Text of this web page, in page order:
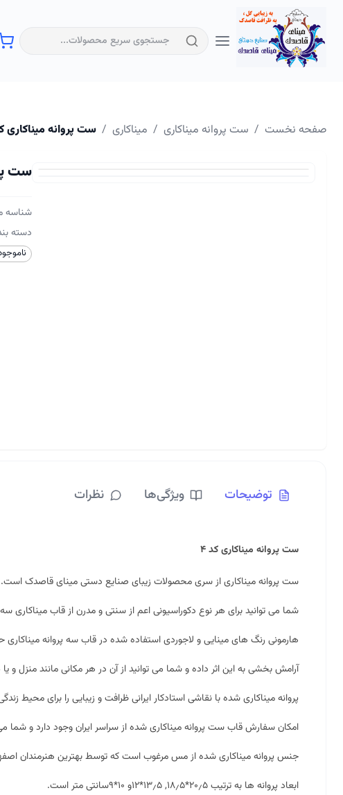
صفحه نخست / ست پروانه میناکاری / میناکاری / ست پروانه میناکاری
ست
دسته
توضیحات ویژگی‌ها نظرات
ست پروانه میناکاری کد ۴
ست پروانه میناکاری از سری محصولات زیبای صنایع دستیمینای قاصدکاست.
شما می توانید برای هر نوع دکوراسیونی اعم از سنتی و مدرن از قاب میناکاری سه
هارمونی رنگ های مینایی و لاجوردی استفاده شده در قاب سه پروانه
آرامش بخشی به این اثر داده و شما می توانید از آن در هر مکانی مانند منزل و یا
پروانه میناکاری شده با نقاشی استادکار ایرانی ظرافت و زیبایی را برای محیط
امکان سفارش قاب ست پروانهمیناکاریشده از سراسر ایران وجود دارد و شما
جنس پروانه میناکاری شده از مس مرغوب است که توسط بهترین هنرمندان
ابعاد پروانه ها به ترتیب ۲۰٫۵*۱۸٫۵, ۱۳٫۵*۱۲و ۱۰*۹سانتی متر است.